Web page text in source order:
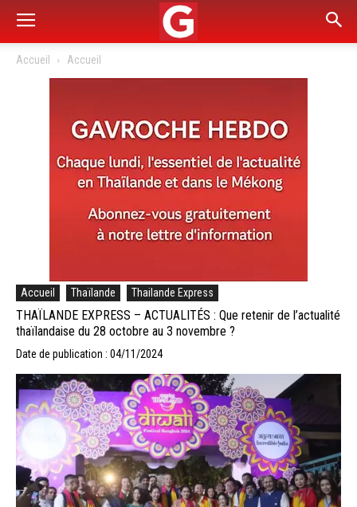
Accueil Accueil
Accueil Thaïlande Thailande Express
THAÏLANDE EXPRESS – ACTUALITÉS : Que retenir de l’actualité
thaïlandaise du 28 octobre au 3 novembre ?
Date de publication : 04/11/2024